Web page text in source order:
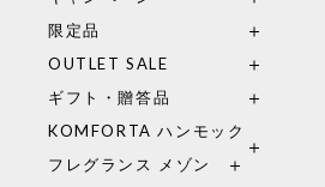
限定品
OUTLET SALE
ギフト・贈答品
KOMFORTA ハンモック
フレグランス メゾン